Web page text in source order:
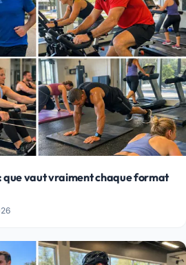
que vaut vraiment chaque format